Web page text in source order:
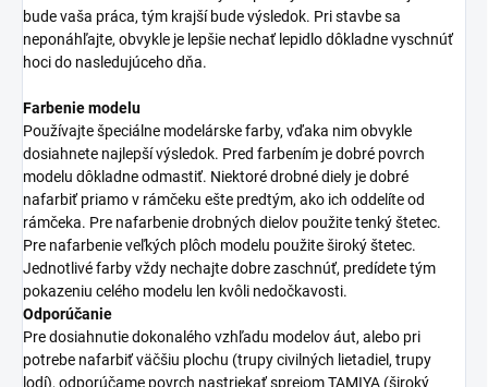
bude vaša práca, tým krajší bude výsledok. Pri stavbe sa
neponáhľajte, obvykle je lepšie nechať lepidlo dôkladne vyschnúť
hoci do nasledujúceho dňa.
Farbenie modelu
Používajte špeciálne modelárske farby, vďaka nim obvykle
dosiahnete najlepší výsledok. Pred farbením je dobré povrch
modelu dôkladne odmastiť. Niektoré drobné diely je dobré
nafarbiť priamo v rámčeku ešte predtým, ako ich oddelíte od
rámčeka. Pre nafarbenie drobných dielov použite tenký štetec.
Pre nafarbenie veľkých plôch modelu použite široký štetec.
Jednotlivé farby vždy nechajte dobre zaschnúť, predídete tým
pokazeniu celého modelu len kvôli nedočkavosti.
Odporúčanie
Pre dosiahnutie dokonalého vzhľadu modelov áut, alebo pri
potrebe nafarbiť väčšiu plochu (trupy civilných lietadiel, trupy
lodí), odporúčame povrch nastriekať sprejom TAMIYA (široký